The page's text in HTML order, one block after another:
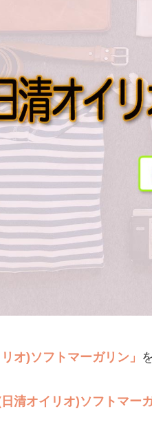
リオ)ソフトマーガリン」
(日清オイリオ)ソフトマー